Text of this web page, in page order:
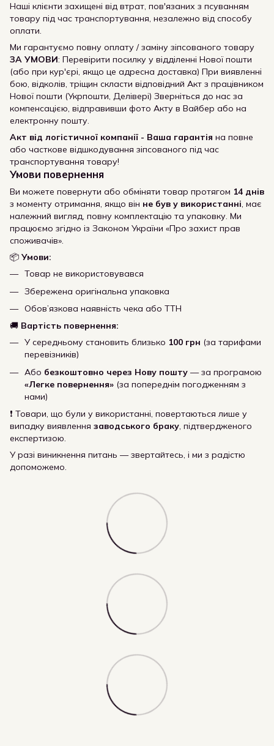
Наші клієнти захищені від втрат, пов'язаних з псуванням
товару під час транспортування, незалежно від способу
оплати.
Ми гарантуємо повну оплату / заміну зіпсованого товару
ЗА УМОВИ: Перевірити посилку у відділенні Нової пошти
(або при кур'єрі, якщо це адресна доставка) При виявленні
бою, відколів, тріщин скласти відповідний Акт з працівником
Нової пошти (Укрпошти, Делівері) Зверніться до нас за
компенсацією, відправивши фото Акту в Вайбер або на
електронну пошту.
Акт від логістичної компанії - Ваша гарантія на повне
або часткове відшкодування зіпсованого під час
транспортування товару!
Умови повернення
Ви можете повернути або обміняти товар протягом 14 днів
з моменту отримання, якщо він не був у використанні, має
належний вигляд, повну комплектацію та упаковку. Ми
працюємо згідно із Законом України «Про захист прав
споживачів».
📦 Умови:
Товар не використовувався
Збережена оригінальна упаковка
Обов’язкова наявність чека або ТТН
🚚 Вартість повернення:
У середньому становить близько 100 грн (за тарифами
перевізників)
Або безкоштовно через Нову пошту — за програмою
«Легке повернення» (за попереднім погодженням з
нами)
❗ Товари, що були у використанні, повертаються лише у
випадку виявлення заводського браку, підтвердженого
експертизою.
У разі виникнення питань — звертайтесь, і ми з радістю
допоможемо.